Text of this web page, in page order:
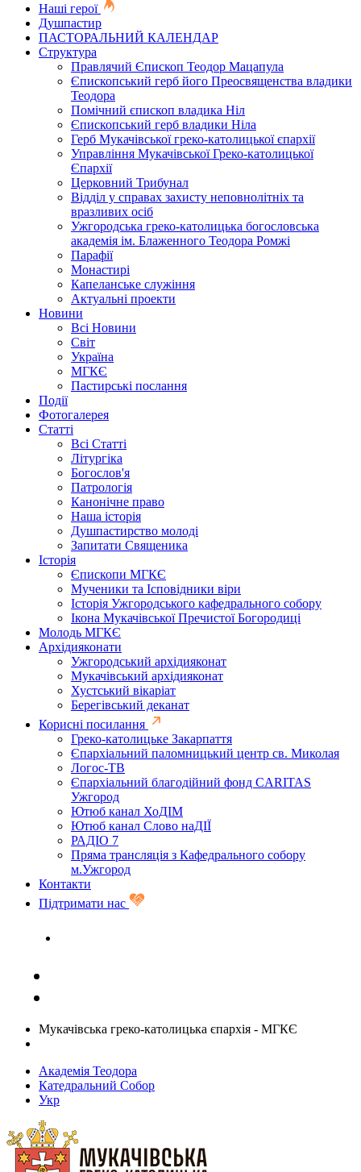
Наші герої
Душпастир
ПАСТОРАЛЬНИЙ КАЛЕНДАР
Структура
Правлячий Єпископ Теодор Мацапула
Єпископський герб його Преосвященства владики
Теодора
Помічний єпископ владика Ніл
Єпископський герб владики Ніла
Герб Мукачівської греко-католицької єпархії
Управління Мукачівської Греко-католицької
Єпархії
Церковний Трибунал
Відділ у справах захисту неповнолітніх та
вразливих осіб
Ужгородська греко-католицька богословська
академія ім. Блаженного Теодора Ромжі
Парафії
Монастирі
Капеланське служіння
Актуальні проекти
Новини
Всі Новини
Світ
Україна
МГКЄ
Пастирські послання
Події
Фотогалерея
Статті
Всі Статті
Літургіка
Богослов'я
Патрологія
Канонічне право
Наша історія
Душпастирство молоді
Запитати Священика
Історія
Єпископи МГКЄ
Мученики та Ісповідники віри
Історія Ужгородського кафедрального собору
Ікона Мукачівської Пречистої Богородиці
Молодь МГКЄ
Архідияконати
Ужгородський архідияконат
Мукачівський архідияконат
Хустський вікаріат
Берегівський деканат
Корисні посилання
Греко-католицьке Закарпаття
Єпархіальний паломницький центр св. Миколая
Логос-ТВ
Єпархіальний благодійний фонд CARITAS
Ужгород
Ютюб канал ХоДІМ
Ютюб канал Слово наДІЇ
РАДІО 7
Пряма трансляція з Кафедрального собору
м.Ужгород
Контакти
Підтримати нас
Мукачівська греко-католицька єпархія - МГКЄ
Академія Теодора
Катедральний Собор
Укр